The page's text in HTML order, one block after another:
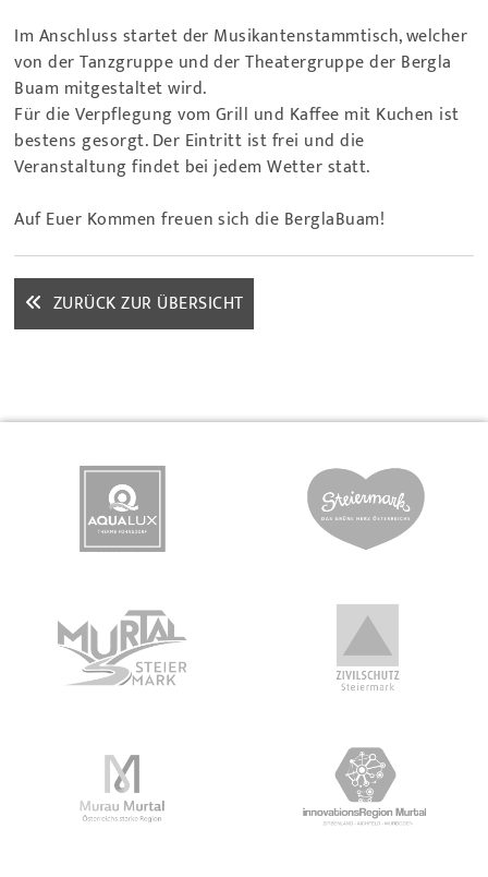
Im Anschluss startet der Musikantenstammtisch, welcher
von der Tanzgruppe und der Theatergruppe der Bergla
Buam mitgestaltet wird.
Für die Verpflegung vom Grill und Kaffee mit Kuchen ist
bestens gesorgt. Der Eintritt ist frei und die
Veranstaltung findet bei jedem Wetter statt.
Auf Euer Kommen freuen sich die BerglaBuam!
ZURÜCK ZUR ÜBERSICHT